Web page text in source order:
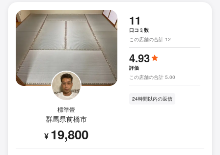
標準畳
群馬県前橋市
¥ 19,800
11
口コミ数
この店舗の合計 12
4.93
評価
この店舗の合計 5.00
24時間以内の返信